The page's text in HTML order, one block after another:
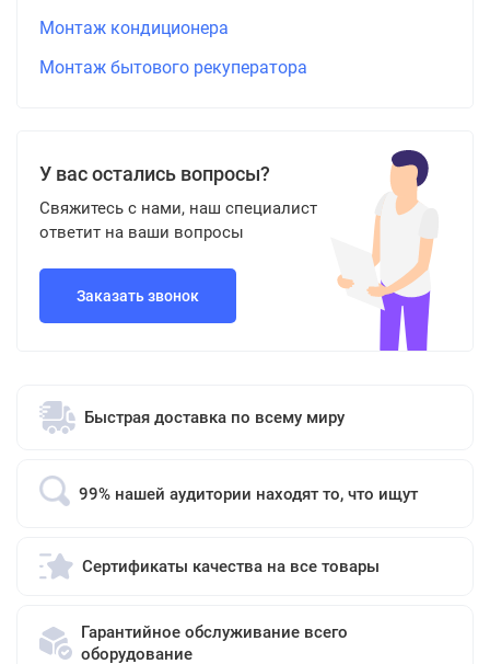
Монтаж кондиционера
Монтаж бытового рекуператора
У вас остались вопросы?
Свяжитесь с нами, наш специалист
ответит на ваши вопросы
Заказать звонок
Быстрая доставка по всему миру
99% нашей аудитории находят то, что ищут
Сертификаты качества на все товары
Гарантийное обслуживание всего
оборудование